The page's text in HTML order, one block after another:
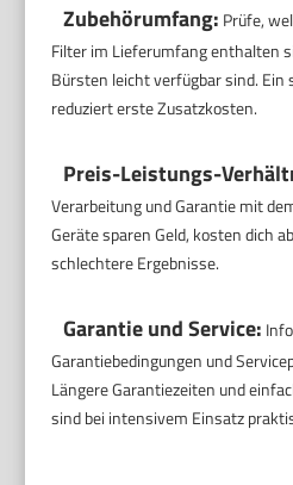
Zubehörumfang: Prüfe,
Filter im Lieferumfang enthalten
Bürsten leicht verfügbar sind.
reduziert erste Zusatzkosten.
Preis-Leistungs-
Verarbeitung und Garantie mit
Geräte sparen Geld, kosten dich
schlechtere Ergebnisse.
Garantie und Service:
Garantiebedingungen und
Längere Garantiezeiten und
sind bei intensivem Einsatz